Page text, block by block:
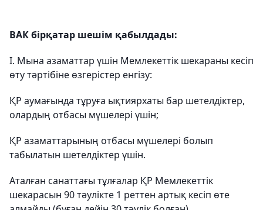
ВАК бірқатар шешім қабылдады:
І. Мына азаматтар үшін Мемлекеттік шекараны кесіп
өту тәртібіне өзгерістер енгізу:
ҚР аумағында тұруға ықтиярхаты бар шетелдіктер,
олардың отбасы мүшелері үшін;
ҚР азаматтарының отбасы мүшелері болып
табылатын шетелдіктер үшін.
Аталған санаттағы тұлғалар ҚР Мемлекеттік
шекарасын 90 тәулікте 1 реттен артық кесіп өте